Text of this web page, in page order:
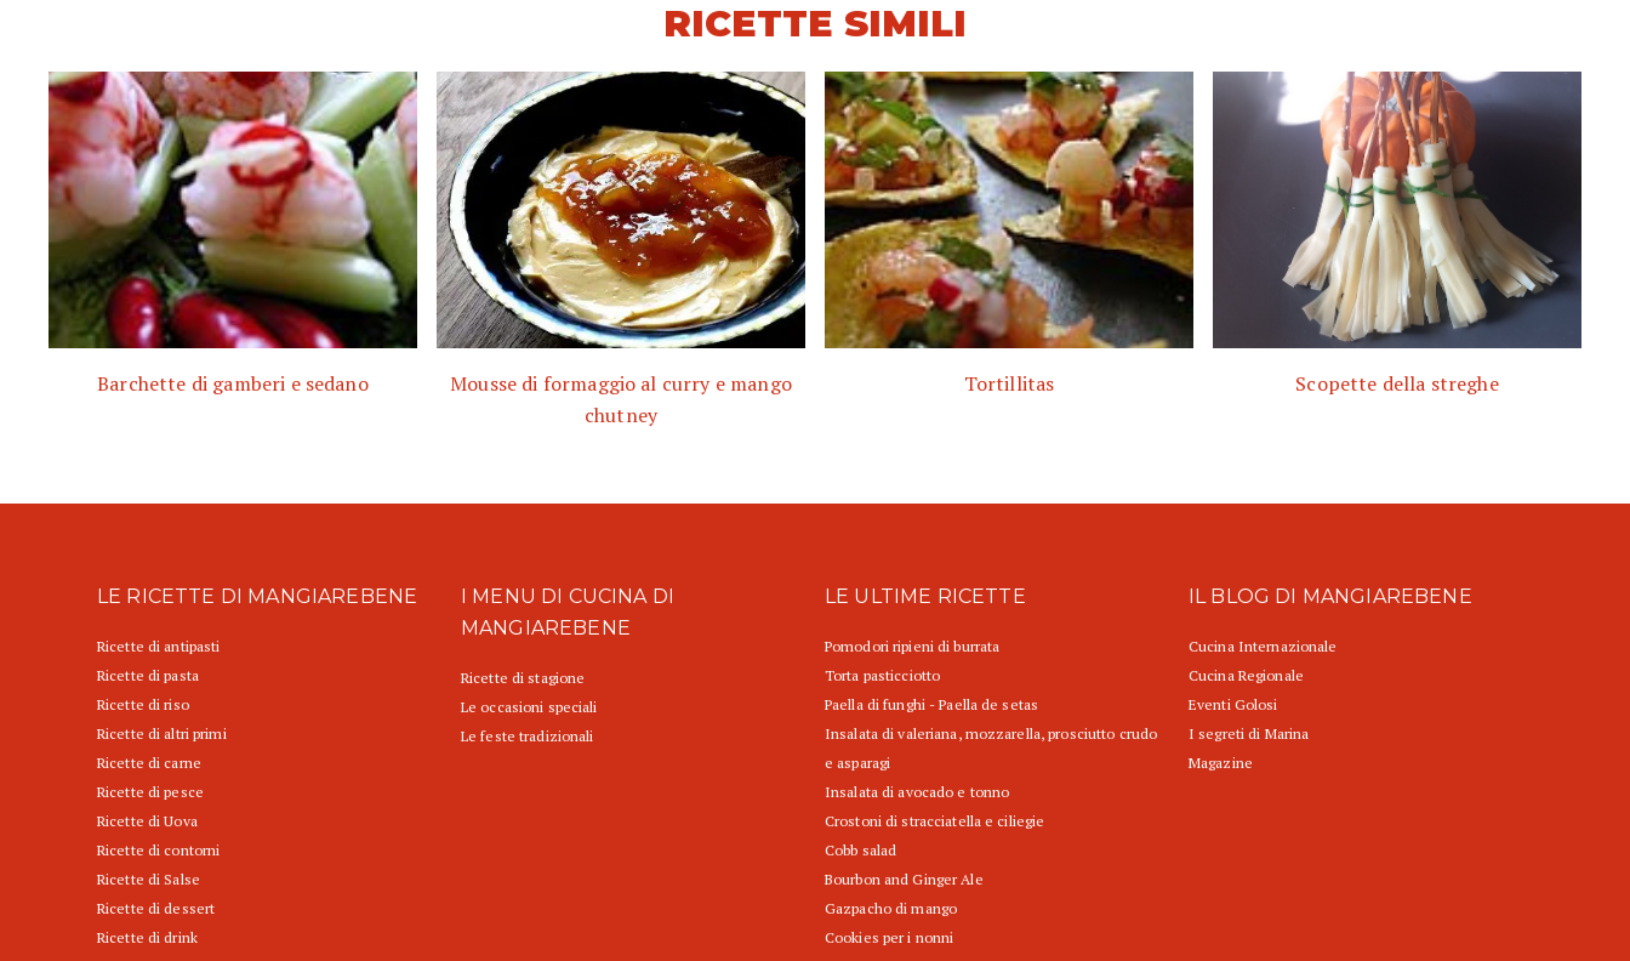
RICETTE SIMILI
Barchette di gamberi e sedano
Mousse di formaggio al curry e mango
chutney
Tortillitas Scopette della streghe
LE RICETTE DI MANGIAREBENE
Ricette di antipasti
Ricette di pasta
Ricette di riso
Ricette di altri primi
Ricette di carne
Ricette di pesce
Ricette di Uova
Ricette di contorni
Ricette di Salse
Ricette di dessert
Ricette di drink
I MENU DI CUCINA DI
MANGIAREBENE
Ricette di stagione
Le occasioni speciali
Le feste tradizionali
LE ULTIME RICETTE
Pomodori ripieni di burrata
Torta pasticciotto
Paella di funghi - Paella de setas
Insalata di valeriana, mozzarella, prosciutto crudo
e asparagi
Insalata di avocado e tonno
Crostoni di stracciatella e ciliegie
Cobb salad
Bourbon and Ginger Ale
Gazpacho di mango
Cookies per i nonni
IL BLOG DI MANGIAREBENE
Cucina Internazionale
Cucina Regionale
Eventi Golosi
I segreti di Marina
Magazine